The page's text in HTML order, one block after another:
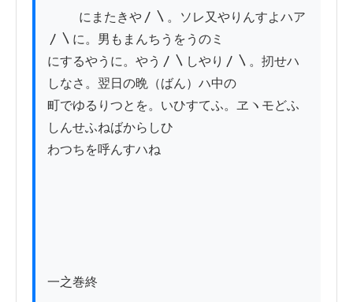
〳〵に。男もまんちうをうのミ
にするやうに。やう〳〵しやり〳〵。扨せハ
しなさ。翌日の晩（ばん）ハ中の
町でゆるりつとを。いひすてふ。ヱヽモどふ
しんせふねばからしひ
わつちを呼んすハね
一之巻終